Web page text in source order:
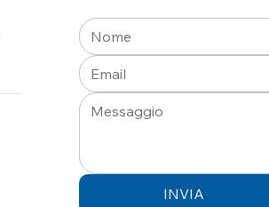
INVIA